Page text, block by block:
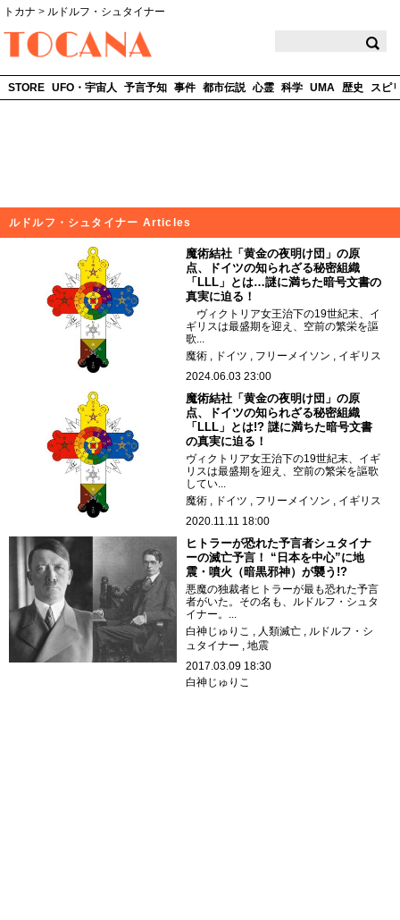
トカナ > ルドルフ・シュタイナー
STORE UFO・宇宙人 予言予知 事件 都市伝説 心霊 科学 UMA 歴史 スピ
ルドルフ・シュタイナー Articles
魔術結社「黄金の夜明け団」の原
点、ドイツの知られざる秘密組織
「LLL」とは…謎に満ちた暗号文書の
真実に迫る！
ヴィクトリア女王治下の19世紀末、イ
ギリスは最盛期を迎え、空前の繁栄を謳
歌...
魔術
ドイツ フリーメイソン
イギリス
2024.06.03 23:00
魔術結社「黄金の夜明け団」の原
点、ドイツの知られざる秘密組織
「LLL」とは!? 謎に満ちた暗号文書
の真実に迫る！
ヴィクトリア女王治下の19世紀末、イギ
リスは最盛期を迎え、空前の繁栄を謳歌
してい...
魔術
ドイツ フリーメイソン
イギリス
2020.11.11 18:00
ヒトラーが恐れた予言者シュタイナ
ーの滅亡予言！ “日本を中心”に地
震・噴火（暗黒邪神）が襲う!?
悪魔の独裁者ヒトラーが最も恐れた予言
者がいた。その名も、ルドルフ・シュタ
イナー。...
白神じゅりこ
人類滅亡
ルドルフ・シ
ュタイナー
地震
2017.03.09 18:30
白神じゅりこ